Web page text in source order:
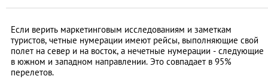
Если верить маркетинговым исследованиям и заметкам
туристов, четные нумерации имеют рейсы, выполняющие свой
полет на север и на восток, а нечетные нумерации - следующие
в южном и западном направлении. Это совпадает в 95%
перелетов.